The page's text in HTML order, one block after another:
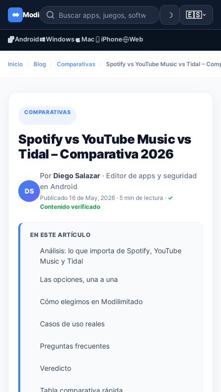
Modi ☽ 🇪🇸
Android Windows Mac iPhone Web
Inicio / Blog / Comparativas / Spotify vs YouTube Music vs Tidal –
COMPARATIVAS
Spotify vs YouTube Music vs
Tidal – Comparativa 2026
DS
Por Diego Salazar · Editor de apps y seguridad
en Android
Publicado 16 de May, 2026 · 5 min de lectura · ✓
Contenido verificado
EN ESTE ARTÍCULO
Análisis: lo que importa de Spotify, YouTube
Music y Tidal
Las opciones, una a una
Cómo elegimos en Modilimitado
Casos de uso reales
Preguntas frecuentes
Veredicto
Tabla comparativa rápida